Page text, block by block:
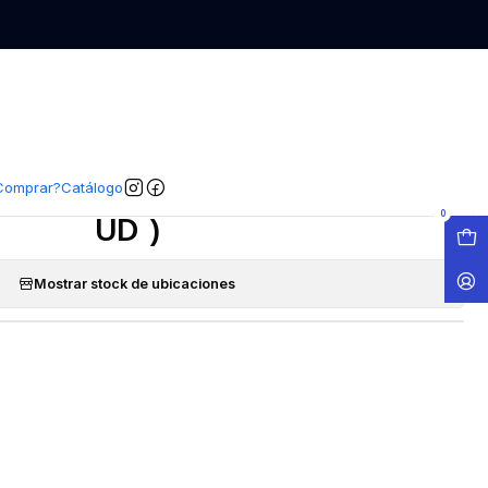
Catálogo
0
AL CARRO
|
Xtreme 3 Piel Sensible ( 12
UD )
Mostrar stock de ubicaciones